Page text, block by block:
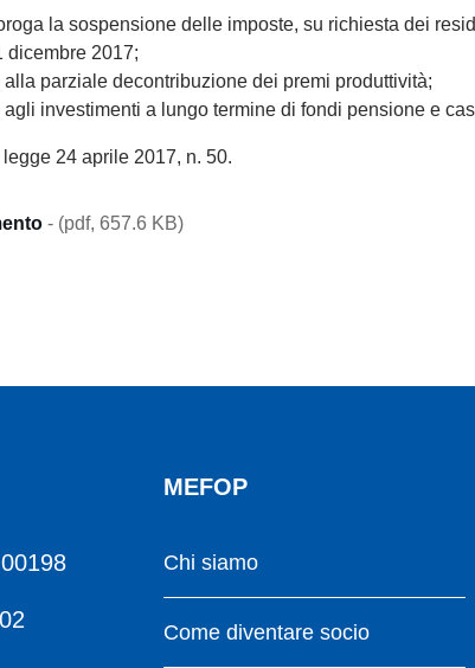
la sospensione delle imposte, su richiesta dei
dicembre 2017;
alla parziale decontribuzione dei premi produttività;
agli investimenti a lungo termine di fondi pensione e
24 aprile 2017, n. 50.
- (pdf, 657.6 KB)
MEFOP
Chi siamo
Come diventare socio